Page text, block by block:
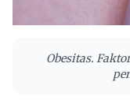
Obesitas.